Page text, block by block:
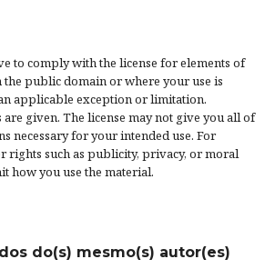
to comply with the license for elements of
the public domain or where your use is
applicable exception or limitation.
given. The license may not give you all of
necessary for your intended use. For
rights such as publicity, privacy, or moral
how you use the material.
do(s) mesmo(s) autor(es)